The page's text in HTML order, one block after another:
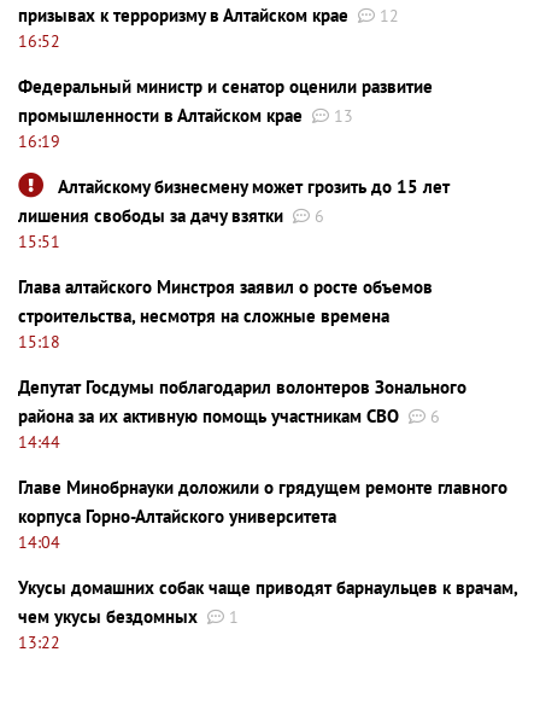
призывах к терроризму в Алтайском крае
12
16:52
Федеральный министр и сенатор оценили развитие
промышленности в Алтайском крае
13
16:19
Алтайскому бизнесмену может грозить до 15 лет
лишения свободы за дачу взятки
6
15:51
Глава алтайского Минстроя заявил о росте объемов
строительства, несмотря на сложные времена
15:18
Депутат Госдумы поблагодарил волонтеров Зонального
района за их активную помощь участникам СВО
6
14:44
Главе Минобрнауки доложили о грядущем ремонте главного
корпуса Горно-Алтайского университета
14:04
Укусы домашних собак чаще приводят барнаульцев к врачам,
чем укусы бездомных
1
13:22